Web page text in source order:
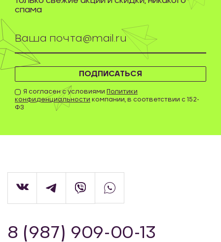
ПОДПИСАТЬСЯ
Я согласен с условиями Политики
конфиденциальности компании, в соответствии с 152-
ФЗ
спама
8 (987) 909-00-13